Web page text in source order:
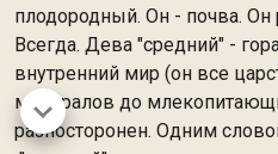
плодородный. Он - почва. Он
Всегда. Дева "средний" -
внутренний мир (он все
минералов до
разносторонен. Одним